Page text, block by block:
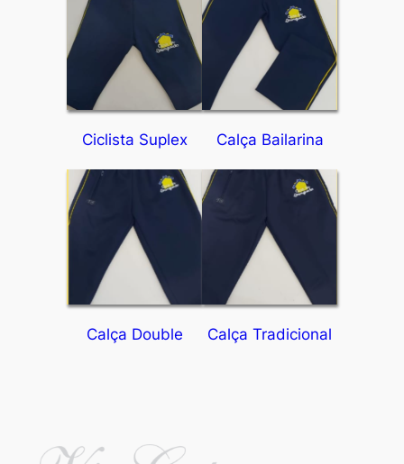
Ciclista Suplex Calça Bailarina
Calça Double Calça Tradicional